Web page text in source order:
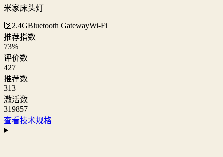
米家床头灯
🛜2.4GBluetooth GatewayWi‑Fi
推荐指数
73%
评价数
427
推荐数
313
激活数
319857
查看技术规格